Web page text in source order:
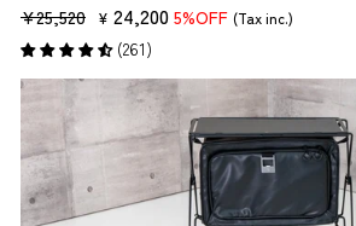
販
売
価
格
¥25,520 セ
ー
ル
価
格
¥ 24,200 5%OFF (Tax inc.)
(261)